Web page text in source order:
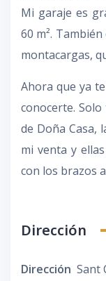
Mi garaje es
60 m².
montacargas,
Ahora que ya
conocerte.
de Doña Casa,
mi venta y
con los brazos
Dirección
Dirección Sant